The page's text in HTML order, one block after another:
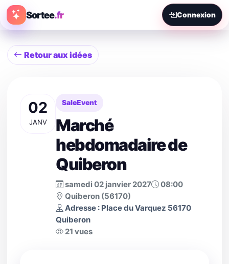
Sortee.fr Connexion
Retour aux idées
02
JANV
SaleEvent
Marché
hebdomadaire de
Quiberon
samedi 02 janvier 2027
08:00
Quiberon (56170)
Adresse : Place du Varquez 56170
Quiberon
21 vues